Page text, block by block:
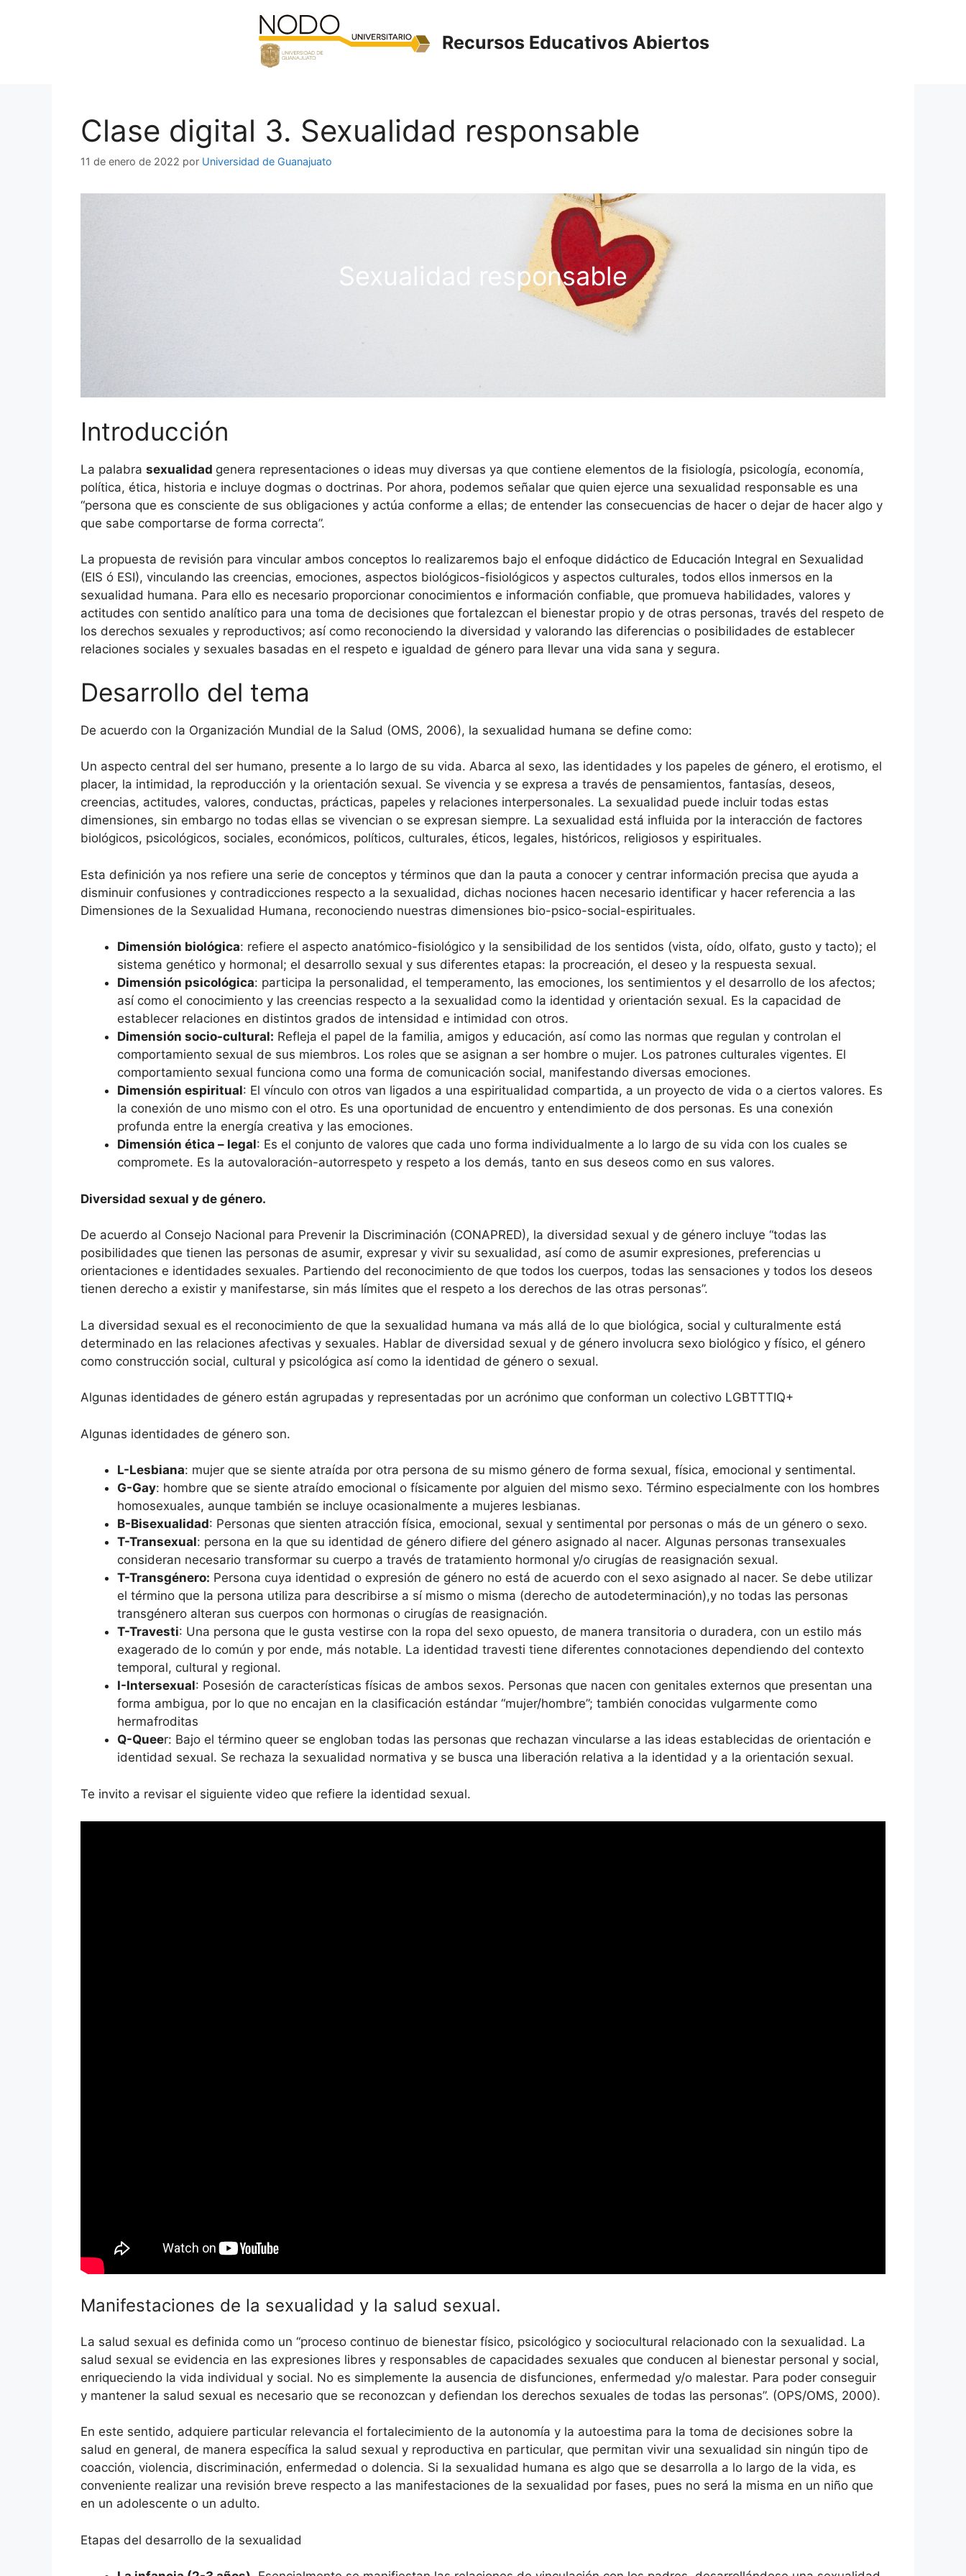
Recursos Educativos Abiertos
Clase digital 3. Sexualidad responsable
11 de enero de 2022 por Universidad de Guanajuato
Sexualidad responsable
Introducción
La palabra sexualidad genera representaciones o ideas muy diversas ya que contiene elementos de la fisiología, psicología, economía,
política, ética, historia e incluye dogmas o doctrinas. Por ahora, podemos señalar que quien ejerce una sexualidad responsable es una
“persona que es consciente de sus obligaciones y actúa conforme a ellas; de entender las consecuencias de hacer o dejar de hacer algo y
que sabe comportarse de forma correcta”.
La propuesta de revisión para vincular ambos conceptos lo realizaremos bajo el enfoque didáctico de Educación Integral en Sexualidad
(EIS ó ESI), vinculando las creencias, emociones, aspectos biológicos-fisiológicos y aspectos culturales, todos ellos inmersos en la
sexualidad humana. Para ello es necesario proporcionar conocimientos e información confiable, que promueva habilidades, valores y
actitudes con sentido analítico para una toma de decisiones que fortalezcan el bienestar propio y de otras personas, través del respeto de
los derechos sexuales y reproductivos; así como reconociendo la diversidad y valorando las diferencias o posibilidades de establecer
relaciones sociales y sexuales basadas en el respeto e igualdad de género para llevar una vida sana y segura.
Desarrollo del tema
De acuerdo con la Organización Mundial de la Salud (OMS, 2006), la sexualidad humana se define como:
Un aspecto central del ser humano, presente a lo largo de su vida. Abarca al sexo, las identidades y los papeles de género, el erotismo, el
placer, la intimidad, la reproducción y la orientación sexual. Se vivencia y se expresa a través de pensamientos, fantasías, deseos,
creencias, actitudes, valores, conductas, prácticas, papeles y relaciones interpersonales. La sexualidad puede incluir todas estas
dimensiones, sin embargo no todas ellas se vivencian o se expresan siempre. La sexualidad está influida por la interacción de factores
biológicos, psicológicos, sociales, económicos, políticos, culturales, éticos, legales, históricos, religiosos y espirituales.
Esta definición ya nos refiere una serie de conceptos y términos que dan la pauta a conocer y centrar información precisa que ayuda a
disminuir confusiones y contradicciones respecto a la sexualidad, dichas nociones hacen necesario identificar y hacer referencia a las
Dimensiones de la Sexualidad Humana, reconociendo nuestras dimensiones bio-psico-social-espirituales.
Dimensión biológica: refiere el aspecto anatómico-fisiológico y la sensibilidad de los sentidos (vista, oído, olfato, gusto y tacto); el
sistema genético y hormonal; el desarrollo sexual y sus diferentes etapas: la procreación, el deseo y la respuesta sexual.
Dimensión psicológica: participa la personalidad, el temperamento, las emociones, los sentimientos y el desarrollo de los afectos;
así como el conocimiento y las creencias respecto a la sexualidad como la identidad y orientación sexual. Es la capacidad de
establecer relaciones en distintos grados de intensidad e intimidad con otros.
Dimensión socio-cultural: Refleja el papel de la familia, amigos y educación, así como las normas que regulan y controlan el
comportamiento sexual de sus miembros. Los roles que se asignan a ser hombre o mujer. Los patrones culturales vigentes. El
comportamiento sexual funciona como una forma de comunicación social, manifestando diversas emociones.
Dimensión espiritual: El vínculo con otros van ligados a una espiritualidad compartida, a un proyecto de vida o a ciertos valores. Es
la conexión de uno mismo con el otro. Es una oportunidad de encuentro y entendimiento de dos personas. Es una conexión
profunda entre la energía creativa y las emociones.
Dimensión ética – legal: Es el conjunto de valores que cada uno forma individualmente a lo largo de su vida con los cuales se
compromete. Es la autovaloración-autorrespeto y respeto a los demás, tanto en sus deseos como en sus valores.
Diversidad sexual y de género.
De acuerdo al Consejo Nacional para Prevenir la Discriminación (CONAPRED), la diversidad sexual y de género incluye “todas las
posibilidades que tienen las personas de asumir, expresar y vivir su sexualidad, así como de asumir expresiones, preferencias u
orientaciones e identidades sexuales. Partiendo del reconocimiento de que todos los cuerpos, todas las sensaciones y todos los deseos
tienen derecho a existir y manifestarse, sin más límites que el respeto a los derechos de las otras personas”.
La diversidad sexual es el reconocimiento de que la sexualidad humana va más allá de lo que biológica, social y culturalmente está
determinado en las relaciones afectivas y sexuales. Hablar de diversidad sexual y de género involucra sexo biológico y físico, el género
como construcción social, cultural y psicológica así como la identidad de género o sexual.
Algunas identidades de género están agrupadas y representadas por un acrónimo que conforman un colectivo LGBTTTIQ+
Algunas identidades de género son.
L-Lesbiana: mujer que se siente atraída por otra persona de su mismo género de forma sexual, física, emocional y sentimental.
G-Gay: hombre que se siente atraído emocional o físicamente por alguien del mismo sexo. Término especialmente con los hombres
homosexuales, aunque también se incluye ocasionalmente a mujeres lesbianas.
B-Bisexualidad: Personas que sienten atracción física, emocional, sexual y sentimental por personas o más de un género o sexo.
T-Transexual: persona en la que su identidad de género difiere del género asignado al nacer. Algunas personas transexuales
consideran necesario transformar su cuerpo a través de tratamiento hormonal y/o cirugías de reasignación sexual.
T-Transgénero: Persona cuya identidad o expresión de género no está de acuerdo con el sexo asignado al nacer. Se debe utilizar
el término que la persona utiliza para describirse a sí mismo o misma (derecho de autodeterminación),y no todas las personas
transgénero alteran sus cuerpos con hormonas o cirugías de reasignación.
T-Travesti: Una persona que le gusta vestirse con la ropa del sexo opuesto, de manera transitoria o duradera, con un estilo más
exagerado de lo común y por ende, más notable. La identidad travesti tiene diferentes connotaciones dependiendo del contexto
temporal, cultural y regional.
I-Intersexual: Posesión de características físicas de ambos sexos. Personas que nacen con genitales externos que presentan una
forma ambigua, por lo que no encajan en la clasificación estándar “mujer/hombre”; también conocidas vulgarmente como
hermafroditas
Q-Queer: Bajo el término queer se engloban todas las personas que rechazan vincularse a las ideas establecidas de orientación e
identidad sexual. Se rechaza la sexualidad normativa y se busca una liberación relativa a la identidad y a la orientación sexual.
Te invito a revisar el siguiente video que refiere la identidad sexual.
Manifestaciones de la sexualidad y la salud sexual.
La salud sexual es definida como un “proceso continuo de bienestar físico, psicológico y sociocultural relacionado con la sexualidad. La
salud sexual se evidencia en las expresiones libres y responsables de capacidades sexuales que conducen al bienestar personal y social,
enriqueciendo la vida individual y social. No es simplemente la ausencia de disfunciones, enfermedad y/o malestar. Para poder conseguir
y mantener la salud sexual es necesario que se reconozcan y defiendan los derechos sexuales de todas las personas”. (OPS/OMS, 2000).
En este sentido, adquiere particular relevancia el fortalecimiento de la autonomía y la autoestima para la toma de decisiones sobre la
salud en general, de manera específica la salud sexual y reproductiva en particular, que permitan vivir una sexualidad sin ningún tipo de
coacción, violencia, discriminación, enfermedad o dolencia. Si la sexualidad humana es algo que se desarrolla a lo largo de la vida, es
conveniente realizar una revisión breve respecto a las manifestaciones de la sexualidad por fases, pues no será la misma en un niño que
en un adolescente o un adulto.
Etapas del desarrollo de la sexualidad